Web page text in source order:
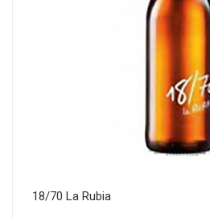
18/70 La Rubia